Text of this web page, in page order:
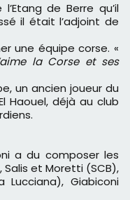
de Berre qu’il
il était l’adjoint de
une équipe corse. «
la Corse et ses
un ancien joueur du
Haouel, déjà au club
a du composer les
Salis et Moretti (SCB),
Lucciana), Giabiconi